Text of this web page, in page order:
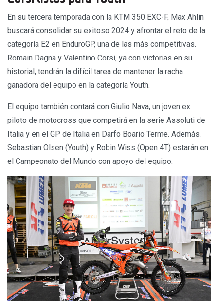
En su tercera temporada con la KTM 350 EXC-F, Max Ahlin
buscará consolidar su exitoso 2024 y afrontar el reto de la
categoría E2 en EnduroGP, una de las más competitivas.
Romain Dagna y Valentino Corsi, ya con victorias en su
historial, tendrán la difícil tarea de mantener la racha
ganadora del equipo en la categoría Youth.
El equipo también contará con Giulio Nava, un joven ex
piloto de motocross que competirá en la serie Assoluti de
Italia y en el GP de Italia en Darfo Boario Terme. Además,
Sebastian Olsen (Youth) y Robin Wiss (Open 4T) estarán en
el Campeonato del Mundo con apoyo del equipo.